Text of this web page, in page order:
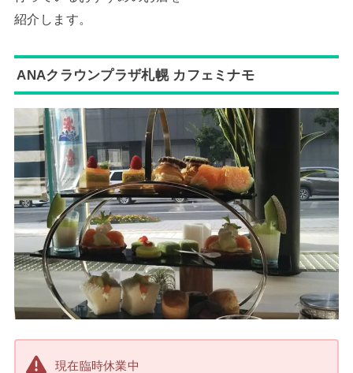
紹介します。
ANAクラウンプラザ札幌 カフェミナモ
現在臨時休業中